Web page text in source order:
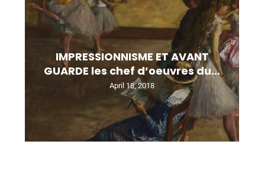
IMPRESSIONNISME ET AVANT
GUARDE les chef d’oeuvres du...
April 18, 2018